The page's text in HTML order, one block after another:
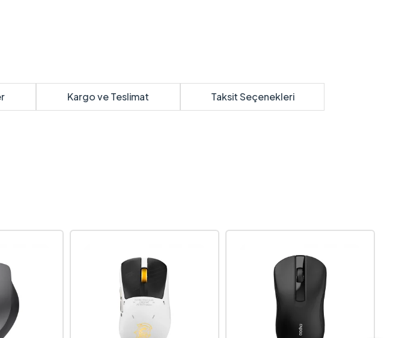
Kargo ve Teslimat Taksit Seçenekleri